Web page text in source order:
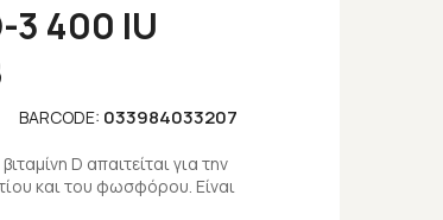
3 400 IU
BARCODE: 033984033207
D απαιτείται για την
και του φωσφόρου. Είναι